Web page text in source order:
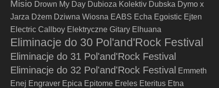
Misio Drown My Day Dubioza Kolektiv Dubska Dymo x
Jarza Dżem Dziwna Wiosna EABS Echa Egoistic Ejten
Electric Callboy Elektryczne Gitary Elhuana
Eliminacje do 30 Pol'and'Rock Festival
Eliminacje do 31 Pol'and'Rock Festival
Eliminacje do 32 Pol'and'Rock Festival Emmeth
Enej Engraver Epica Epitome Ereles Eteritus Etna